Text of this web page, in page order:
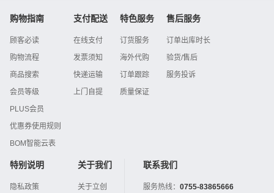
购物指南
顾客必读
购物流程
商品搜索
会员等级
PLUS会员
优惠券使用规则
BOM智能云表
支付配送
在线支付
发票须知
快递运输
上门自提
特色服务
订货服务
海外代购
订单跟踪
质量保证
售后服务
订单出库时长
验货/售后
服务投诉
特别说明
隐私政策
关于我们
关于立创
联系我们
服务热线： 0755-83865666